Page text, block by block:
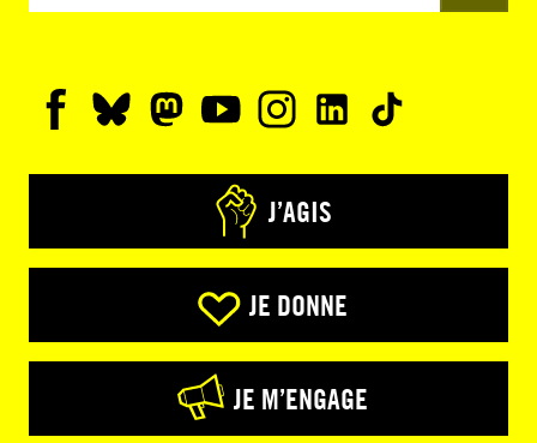
J’AGIS
JE DONNE
JE M’ENGAGE